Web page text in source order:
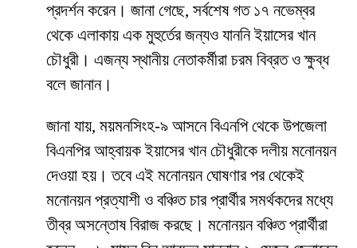
প্রদর্শন করেন। জানা গেছে, সর্বশেষ গত ১৭ নভেম্বর
থেকে এলাকায় এক মুহুর্তের জন্যও যাননি ইয়াসের খান
চৌধুরী। এজন্য স্থানীয় নেতাকর্মীরা চরম বিব্রত ও ক্ষুব্ধ
বলে জানান।
জানা যায়, ময়মনসিংহ-৯ আসনে বিএনপি থেকে উপজেলা
বিএনপির আহ্বায়ক ইয়াসের খান চৌধুরীকে দলীয় মনোনয়ন
দেওয়া হয়। তবে এই মনোনয়ন ঘোষণার পর থেকেই
মনোনয়ন প্রত্যাশী ও বঞ্চিত চার প্রার্থীর সমর্থকদের মধ্যে
তীব্র অসন্তোষ বিরাজ করছে। মনোনয়ন বঞ্চিত প্রার্থীরা